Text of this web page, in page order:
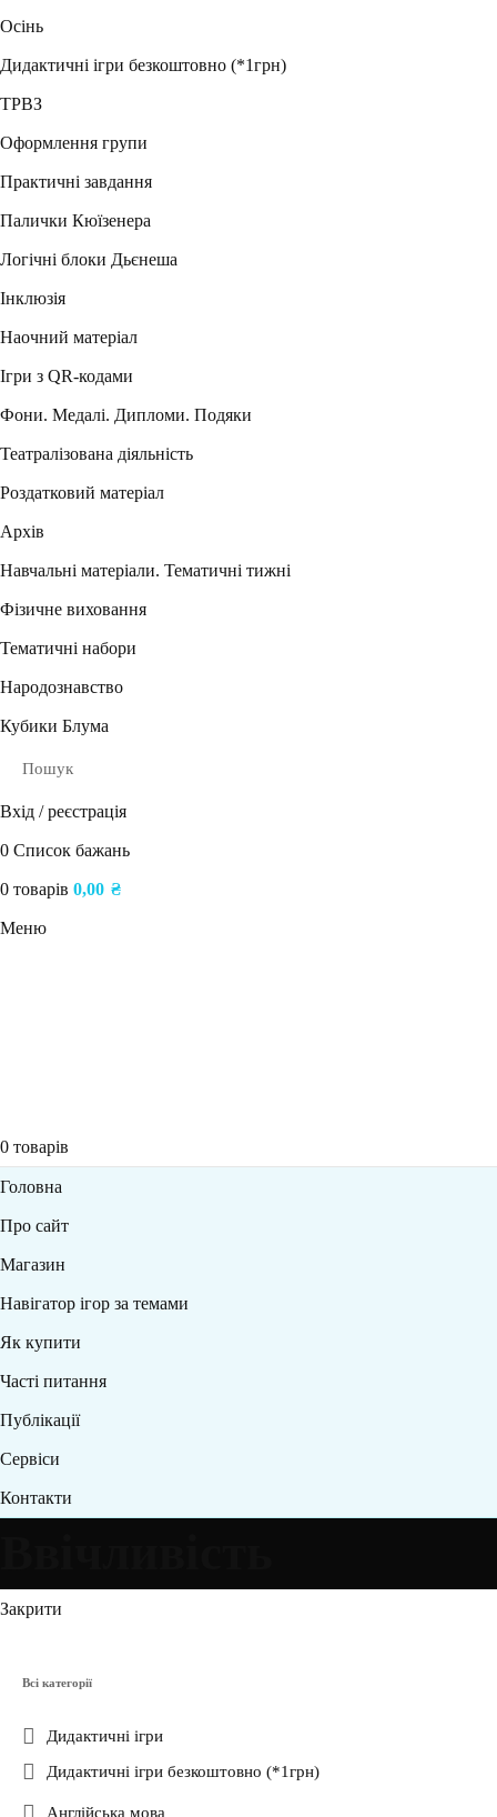
Осінь
Дидактичні ігри безкоштовно (*1грн)
ТРВЗ
Оформлення групи
Практичні завдання
Палички Кюїзенера
Логічні блоки Дьєнеша
Інклюзія
Наочний матеріал
Ігри з QR-кодами
Фони. Медалі. Дипломи. Подяки
Театралізована діяльність
Роздатковий матеріал
Архів
Навчальні матеріали. Тематичні тижні
Фізичне виховання
Тематичні набори
Народознавство
Кубики Блума
Пошук
Вхід / реєстрація
0 Список бажань
0 товарів 0,00 ₴
Меню
0 товарів
Головна
Про сайт
Магазин
Навігатор ігор за темами
Як купити
Часті питання
Публікації
Сервіси
Контакти
Закрити
Всі категорії
Дидактичні ігри
Дидактичні ігри безкоштовно (*1грн)
Англійська мова